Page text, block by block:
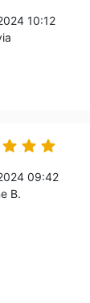
10:12
  
09:42
B.